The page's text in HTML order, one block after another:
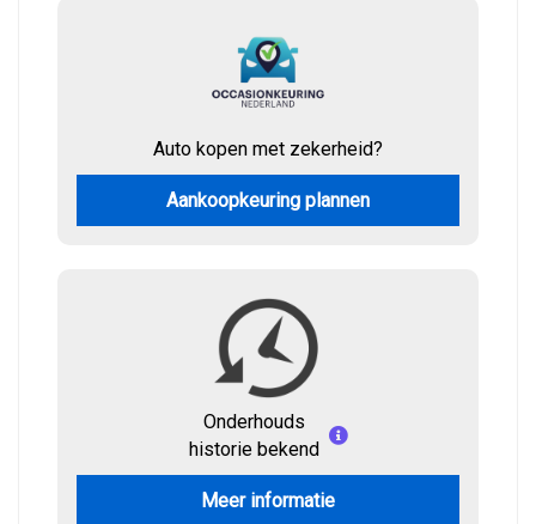
Auto kopen met zekerheid?
Aankoopkeuring plannen
Onderhouds
historie bekend
Meer informatie